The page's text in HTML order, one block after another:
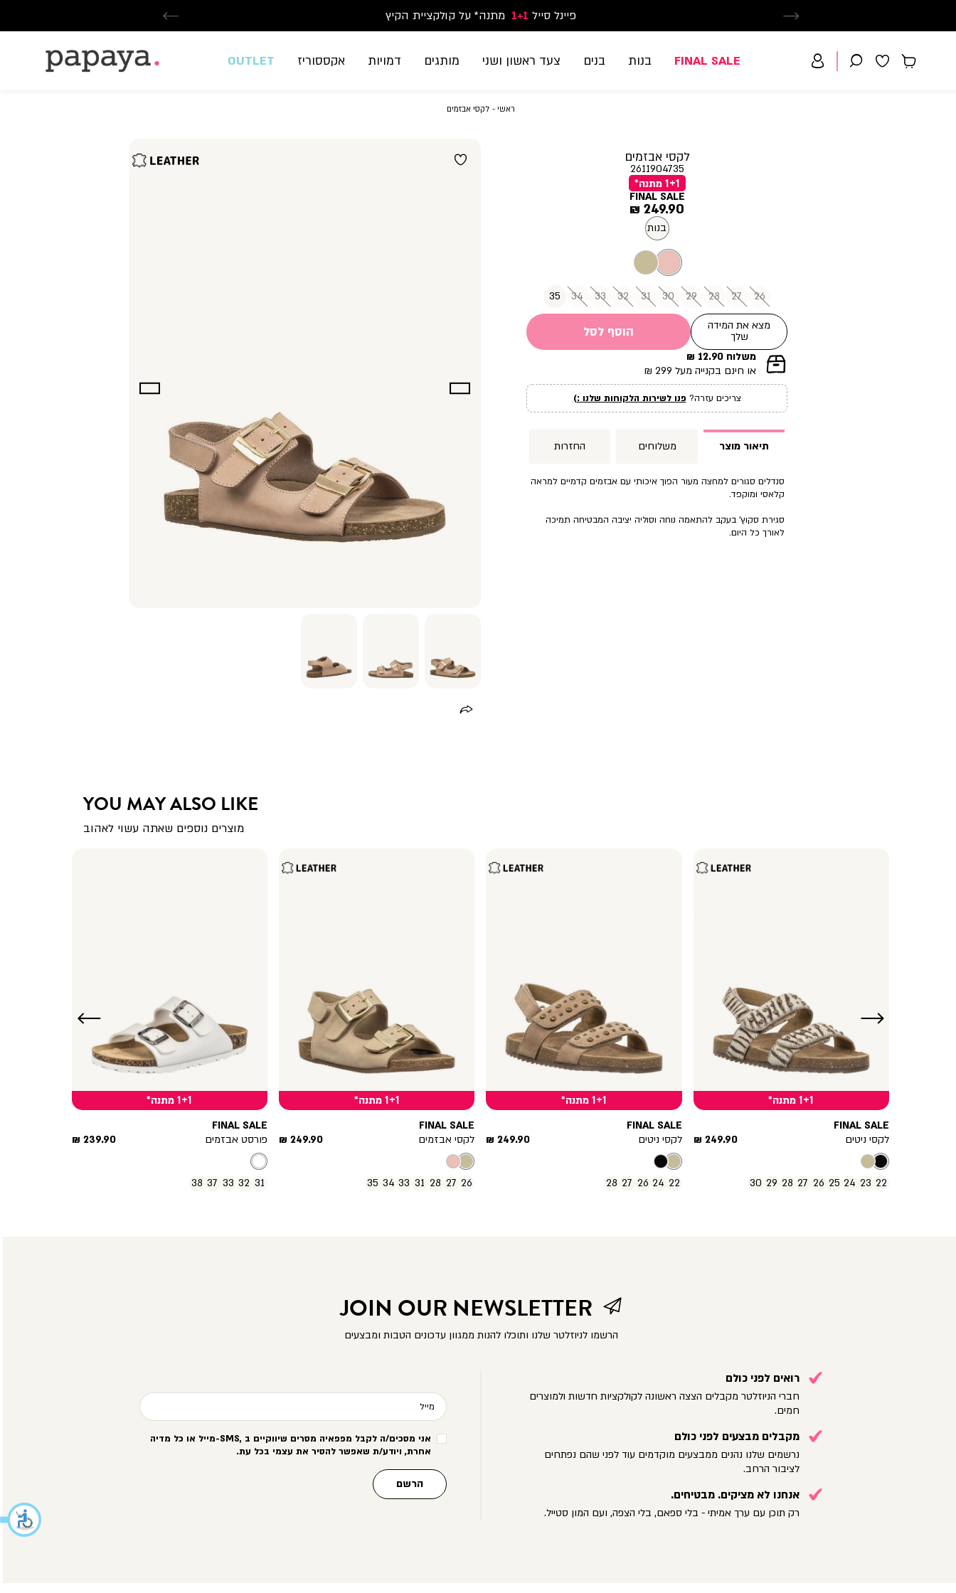
משלוח חינם בקנייה מעל 299₪ | זמני אספקה עד 5 ימי עסקים
פיינל סייל 1+1 מתנה* על קולקציית הקיץ
נעלי ספורט וסניקרס זוג שני החל מ-59.90
FINAL SALE בנות בנים צעד ראשון ושני מותגים דמויות אקססוריז OUTLET
ראשי ראשי
לקסי אבזמיםלקסי
לקסי אבזמים
2611904735
1+1 מתנה*
FINAL SALE
מחיר
מוצר
249.90 ₪
בנות
26
27
28
29
30
31
32
33
34
35
מצא את המידה
שלך
הוסף לסל
|
תומך
עמוד
מוצר
משלוח 12.90 ₪
או חינם בקנייה מעל 299 ₪
צריכים עזרה? פנו לשירות הלקוחות שלנו :)
תיאור מוצר משלוחים החזרות
סנדלים סגורים למחצה מעור הפוך איכותי עם אבזמים קדמיים למראה
קלאסי ומוקפד.
סגירת סקוץ’ בעקב להתאמה נוחה וסוליה יציבה המבטיחה תמיכה
לאורך כל היום.
YOU MAY ALSO LIKE
מוצרים נוספים שאתה עשוי לאהוב
ימינה
1+1 מתנה*
FINAL SALE
לקסי ניטים
מחיר
249.90 ₪
22
23
24
25
26
27
28
29
30
1+1 מתנה*
FINAL SALE
לקסי ניטים
מחיר
249.90 ₪
22
24
26
27
28
1+1 מתנה*
FINAL SALE
לקסי אבזמים
מחיר
249.90 ₪
26
27
28
31
33
34
35
1+1 מתנה*
FINAL SALE
פורסט אבזמים
מחיר
239.90 ₪
31
32
33
37
38
שמאלה
JOIN OUR NEWSLETTER
הרשמו לניוזלטר שלנו ותוכלו להנות ממגוון עדכונים הטבות ומבצעים
רואים לפני כולם
חברי הניוזלטר מקבלים הצצה ראשונה לקולקציות חדשות ולמוצרים
חמים.
מקבלים מבצעים לפני כולם
נרשמים שלנו נהנים ממבצעים מוקדמים עוד לפני שהם נפתחים
לציבור הרחב.
אנחנו לא מציקים. מבטיחים.
רק תוכן עם ערך אמיתי - בלי ספאם, בלי הצפה, ועם המון סטייל.
מייל
אני מסכים/ה לקבל מפפאיה מסרים שיווקיים ב -SMS,מייל או כל מדיה
אחרת, ויודע/ת שאפשר להסיר את עצמי בכל עת.
הרשם